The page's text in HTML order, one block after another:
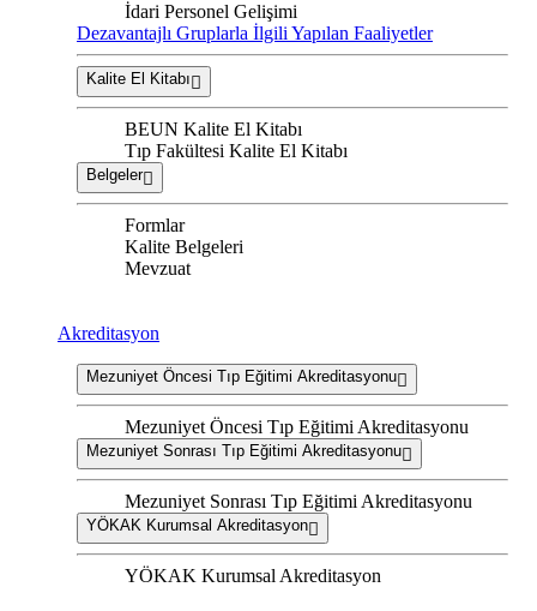
İdari Personel Gelişimi
Dezavantajlı Gruplarla İlgili Yapılan Faaliyetler
Kalite El Kitabı
BEUN Kalite El Kitabı
Tıp Fakültesi Kalite El Kitabı
Belgeler
Formlar
Kalite Belgeleri
Mevzuat
Akreditasyon
Mezuniyet Öncesi Tıp Eğitimi Akreditasyonu
Mezuniyet Öncesi Tıp Eğitimi Akreditasyonu
Mezuniyet Sonrası Tıp Eğitimi Akreditasyonu
Mezuniyet Sonrası Tıp Eğitimi Akreditasyonu
YÖKAK Kurumsal Akreditasyon
YÖKAK Kurumsal Akreditasyon